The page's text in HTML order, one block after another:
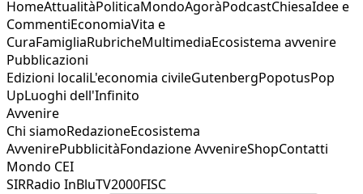
HomeAttualitàPoliticaMondoAgoràPodcastChiesaIdee e
CommentiEconomiaVita e
CuraFamigliaRubricheMultimediaEcosistema avvenire
Pubblicazioni
Edizioni localiL'economia civileGutenbergPopotusPop
UpLuoghi dell'Infinito
Avvenire
Chi siamoRedazioneEcosistema
AvvenirePubblicitàFondazione AvvenireShopContatti
Mondo CEI
SIRRadio InBluTV2000FISC